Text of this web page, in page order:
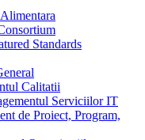
Standards
Calitatii
Serviciilor IT
de Proiect, Program,